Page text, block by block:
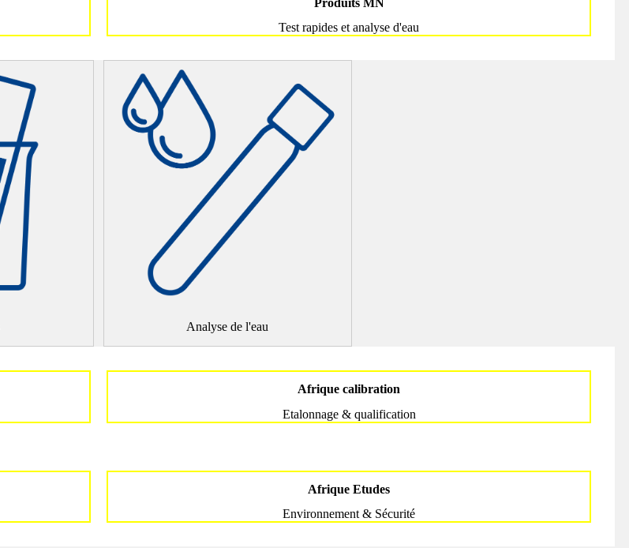
Produits MN
Test rapides et analyse d'eau
Analyse de l'eau
Afrique calibration
Etalonnage & qualification
Afrique Etudes
Environnement & Sécurité